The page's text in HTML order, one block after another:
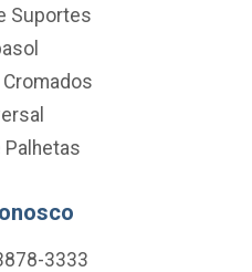
Suportes
Cromados
3333